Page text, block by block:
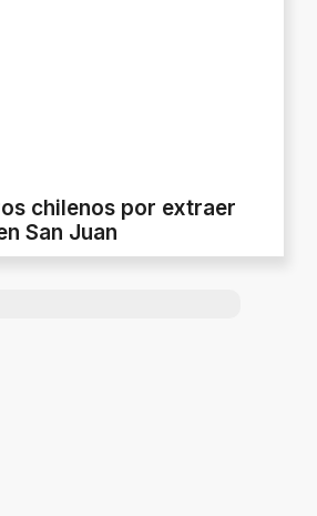
chilenos por extraer
San Juan